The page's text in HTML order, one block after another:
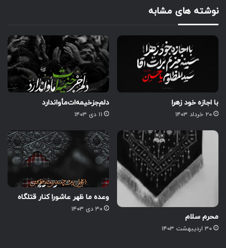
نوشته های مشابه
با اجازه خود زهرا
۲۰ خرداد ۱۴۰۳
دلم‌جز‌خیمه‌ات‌مأوا‌ندارد
۱۱ دی ۱۴۰۳
محرم سلام
۳۰ اردیبهشت ۱۴۰۳
وعده ما ظهر عاشورا کنار قتلگاه
۳۰ دی ۱۴۰۳